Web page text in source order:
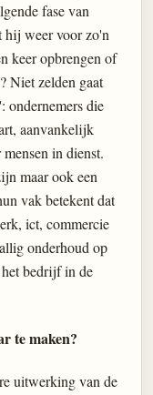
fase van
hij weer voor zo'n
keer opbrengen of
Niet zelden gaat
ondernemers die
aanvankelijk
in dienst.
maar ook een
vak betekent dat
ict, commercie
onderhoud op
bedrijf in de
te maken?
uitwerking van de